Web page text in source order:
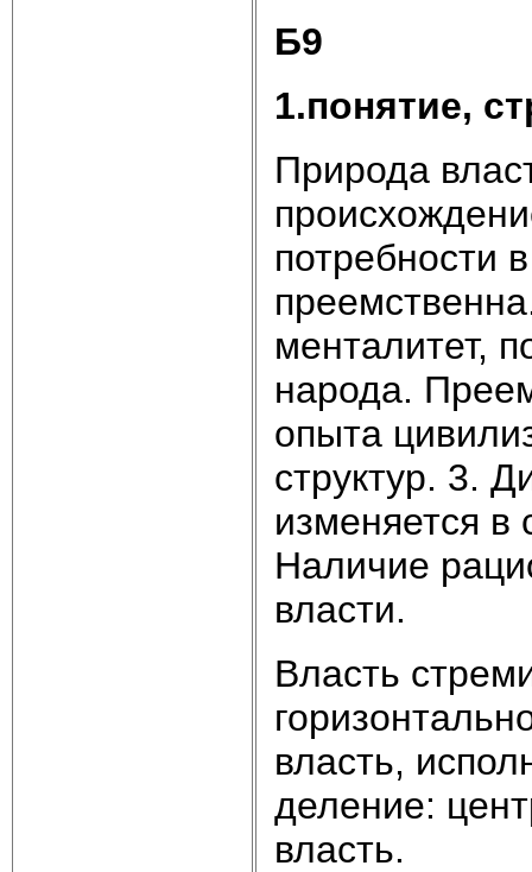
Б9
1.понятие,
Природа
потребности
менталитет,
народа.
опыта
структур. 3.
изменяется в
Наличие
власти.
Власть
власть,
деление:
власть.